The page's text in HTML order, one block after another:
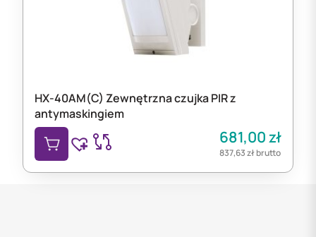
HX-40AM(C) Zewnętrzna czujka PIR z
antymaskingiem
681,00zł
837,63złbrutto